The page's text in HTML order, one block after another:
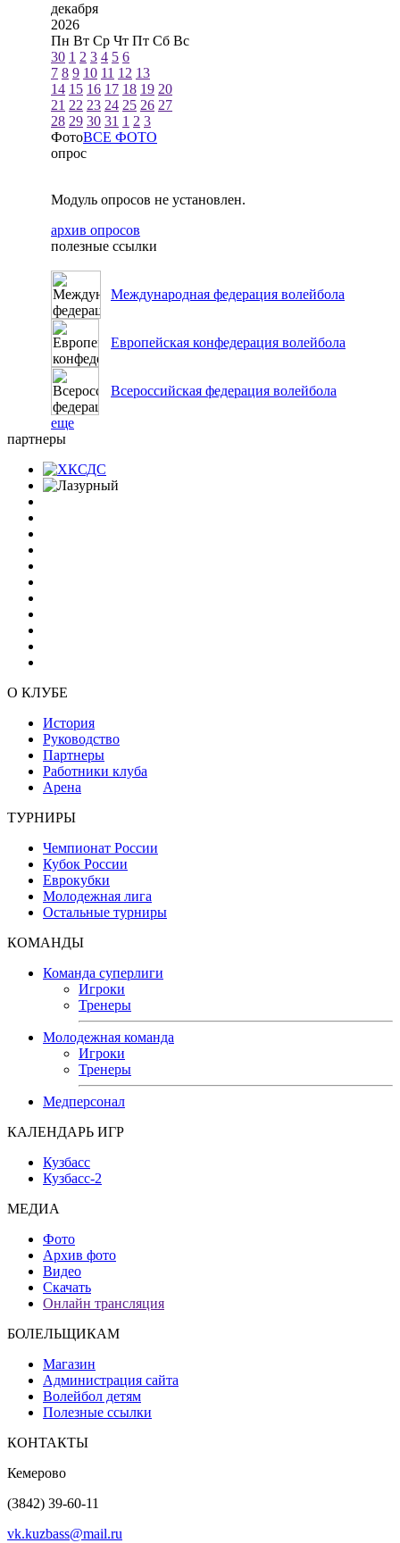
декабря
2026
Пн Вт Ср Чт Пт Сб Вс
30 1 2 3 4 5 6
7 8 9 10 11 12 13
14 15 16 17 18 19 20
21 22 23 24 25 26 27
28 29 30 31 1 2 3
ФотоВСЕ ФОТО
опрос
Модуль опросов не установлен.
архив опросов
полезные ссылки
Международная федерация волейбола
Европейская конфедерация волейбола
Всероссийская федерация волейбола
еще
партнеры
О КЛУБЕ
История
Руководство
Партнеры
Работники клуба
Арена
ТУРНИРЫ
Чемпионат России
Кубок России
Еврокубки
Молодежная лига
Остальные турниры
КОМАНДЫ
Команда суперлиги
Игроки
Тренеры
Молодежная команда
Игроки
Тренеры
Медперсонал
КАЛЕНДАРЬ ИГР
Кузбасс
Кузбасс-2
МЕДИА
Фото
Архив фото
Видео
Скачать
Онлайн трансляция
БОЛЕЛЬЩИКАМ
Магазин
Администрация сайта
Волейбол детям
Полезные ссылки
КОНТАКТЫ
Кемерово
(3842) 39-60-11
vk.kuzbass@mail.ru